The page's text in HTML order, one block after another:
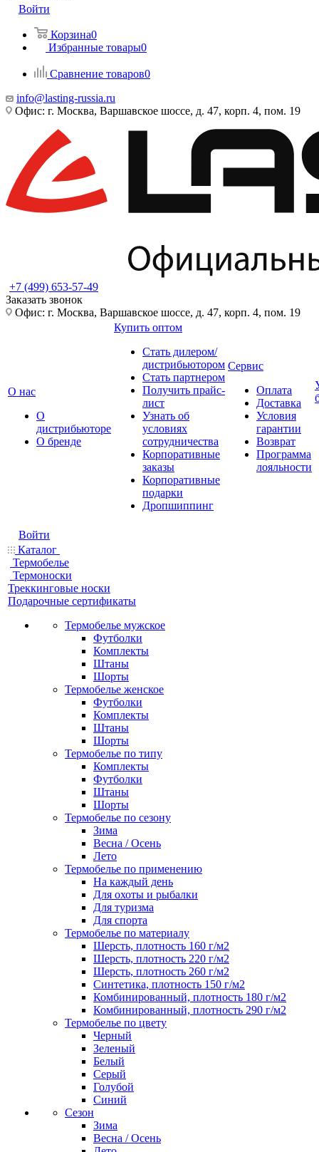
Войти
Корзина0
Избранные товары0
Сравнение товаров0
info@lasting-russia.ru
Офис: г. Москва, Варшавское шоссе, д. 47, корп. 4, пом. 19
+7 (499) 653-57-49
Заказать звонок
Офис: г. Москва, Варшавское шоссе, д. 47, корп. 4, пом. 19
О нас
О
дистрибьюторе
О бренде
Купить оптом
Стать дилером/
дистрибьютором
Стать партнером
Получить прайс-
лист
Узнать об
условиях
сотрудничества
Корпоративные
заказы
Корпоративные
подарки
Дропшиппинг
Сервис
Оплата
Доставка
Условия
гарантии
Возврат
Программа
лояльности
Войти
Каталог
Термобелье
Термоноски
Треккинговые носки
Подарочные сертификаты
Термобелье мужское
Футболки
Комплекты
Штаны
Шорты
Термобелье женское
Футболки
Комплекты
Штаны
Шорты
Термобелье по типу
Комплекты
Футболки
Штаны
Шорты
Термобелье по сезону
Зима
Весна / Осень
Лето
Термобелье по применению
На каждый день
Для охоты и рыбалки
Для туризма
Для спорта
Термобелье по материалу
Шерсть, плотность 160 г/м2
Шерсть, плотность 220 г/м2
Шерсть, плотность 260 г/м2
Синтетика, плотность 150 г/м2
Комбинированный, плотность 180 г/м2
Комбинированный, плотность 290 г/м2
Термобелье по цвету
Черный
Зеленый
Белый
Серый
Голубой
Синий
Сезон
Зима
Весна / Осень